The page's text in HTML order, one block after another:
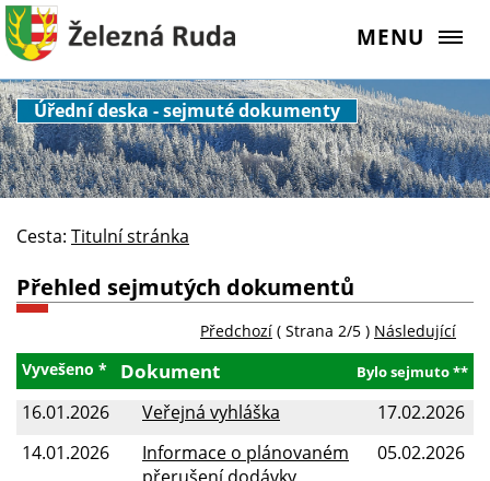
MENU
Úřední deska - sejmuté dokumenty
Cesta: Titulní stránka
Přehled sejmutých dokumentů
Předchozí ( Strana 2/5 ) Následující
Vyvešeno *
Bylo sejmuto **
Dokument
16.01.2026 17.02.2026
Veřejná vyhláška
14.01.2026
05.02.2026
Informace o plánovaném